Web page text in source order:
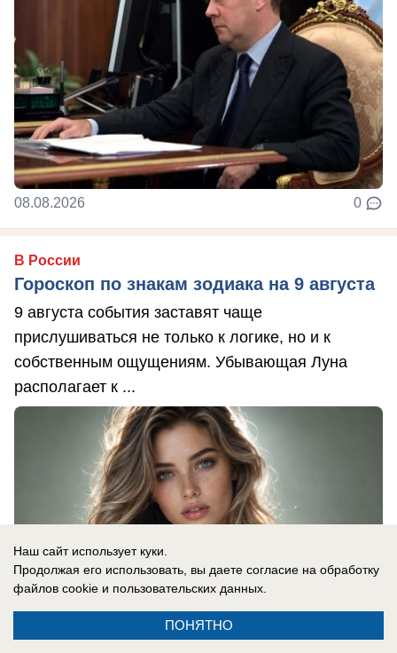
08.08.2026 0
В России
Гороскоп по знакам зодиака на 9 августа
9 августа события заставят чаще
прислушиваться не только к логике, но и к
собственным ощущениям. Убывающая Луна
располагает к ...
Наш сайт использует куки.
Продолжая его использовать, вы даете согласие на обработку
файлов cookie и пользовательских данных.
ПОНЯТНО